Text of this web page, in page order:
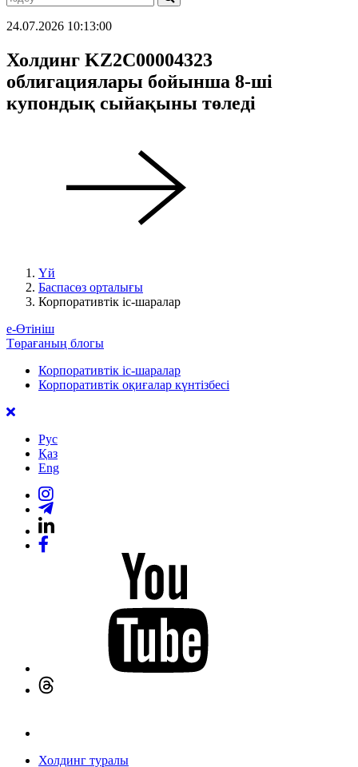
24.07.2026 10:13:00
Холдинг KZ2C00004323
облигациялары бойынша 8-ші
купондық сыйақыны төледі
Үй
Баспасөз орталығы
Корпоративтік іс-шаралар
е-Өтініш
Төрағаның блогы
Корпоративтік іс-шаралар
Корпоративтік оқиғалар күнтізбесі
Рус
Қаз
Eng
Холдинг туралы